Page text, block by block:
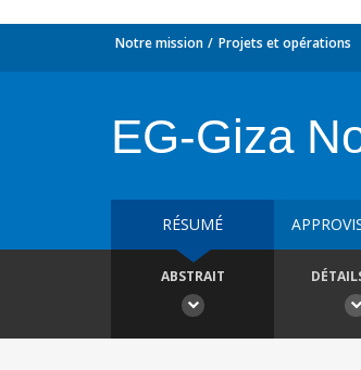
Notre mission Projets et opérations
EG-Giza
RÉSUMÉ
ABSTRAIT